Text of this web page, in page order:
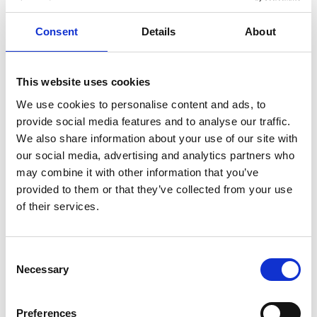
Consent Details About
This website uses cookies
We use cookies to personalise content and ads, to
provide social media features and to analyse our traffic.
We also share information about your use of our site with
our social media, advertising and analytics partners who
may combine it with other information that you’ve
provided to them or that they’ve collected from your use
of their services.
Selection
Necessary
Preferences
robot è diventato anche un successo tra i giovani della
scuola Luqu. Tamdrin Tashi, un ragazzo tibetano, e i suoi
quattro membri del team stanno installando un robot di
automaticamente le categorie di rifiuti. Hanno anche
aggiunto effetti sonori per far assomigliare il robot a un
vero e proprio camion della spazzatura. “Ho imparato la
programmazione per sei mesi sotto la guida dei nostri
insegnanti. Ora i robot possono mettere i rifiuti nei
cassonetti, in base a diverse categorie, tramite sensori”,
Più di 30 studenti si sono uniti al robot club che tiene
mancanza di professionisti, gli educatori della scuola